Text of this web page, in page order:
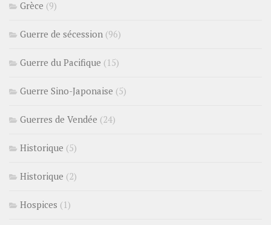
Grèce (9)
Guerre de sécession (96)
Guerre du Pacifique (15)
Guerre Sino-Japonaise (5)
Guerres de Vendée (24)
Historique (5)
Historique (2)
Hospices (1)